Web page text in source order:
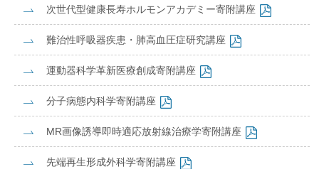
企業の方大学院志望の方医学部志望の方卒業生の方在学生・教員の方
お問い合わせ交通アクセス
次世代型健康長寿ホルモンアカデミー寄附講座
難治性呼吸器疾患・肺高血圧症研究講座
運動器科学革新医療創成寄附講座
分子病態内科学寄附講座
MR画像誘導即時適応放射線治療学寄附講座
先端再生形成外科学寄附講座